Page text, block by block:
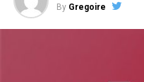
By Gregoire